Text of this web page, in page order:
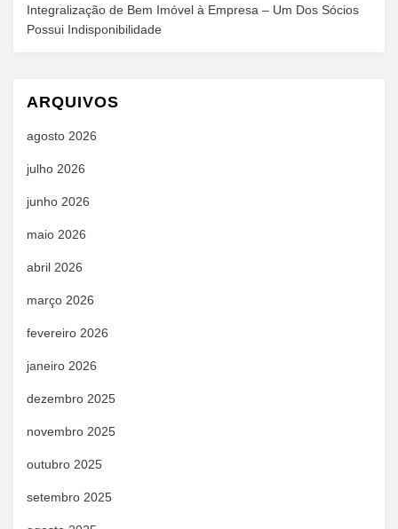
Integralização de Bem Imóvel à Empresa – Um Dos Sócios
Possui Indisponibilidade
ARQUIVOS
agosto 2026
julho 2026
junho 2026
maio 2026
abril 2026
março 2026
fevereiro 2026
janeiro 2026
dezembro 2025
novembro 2025
outubro 2025
setembro 2025